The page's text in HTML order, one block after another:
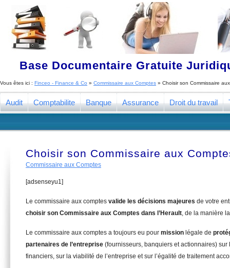
Base Documentaire Gratuite
Vous êtes ici : Finceo - Finance & Co » Commissaire aux Comptes » Choisir son Commissaire
Audit Comptabilite Banque Assurance Droit du travail
Choisir son Commissaire aux
Commissaire aux Comptes
[adsenseyu1]
Le commissaire aux comptes valide les décisions majeures de votre
choisir son Commissaire aux Comptes dans l’Herault, de la manière
Le commissaire aux comptes a toujours eu pour mission légale de
partenaires de l’entreprise (fournisseurs, banquiers et actionnaires) sur
financiers, sur la viabilité de l’entreprise et sur l’égalité de traitement